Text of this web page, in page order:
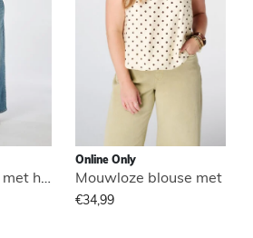
Mouwloze blouse met hoge hals
Online Only
€34,99